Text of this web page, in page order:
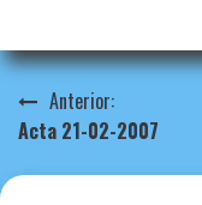
Navegación
de
Anterior:
Acta 21-02-2007